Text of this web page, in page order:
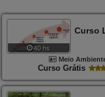
40 hs
Curso
Meio
Curso Grátis